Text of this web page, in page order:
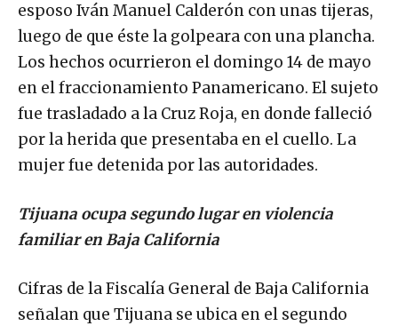
esposo Iván Manuel Calderón con unas tijeras,
luego de que éste la golpeara con una plancha.
Los hechos ocurrieron el domingo 14 de mayo
en el fraccionamiento Panamericano. El sujeto
fue trasladado a la Cruz Roja, en donde falleció
por la herida que presentaba en el cuello. La
mujer fue detenida por las autoridades.
Tijuana ocupa segundo lugar en violencia
familiar en Baja California
Cifras de la Fiscalía General de Baja California
señalan que Tijuana se ubica en el segundo